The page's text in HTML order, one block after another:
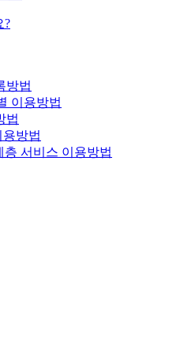
?
방법
이용방법
법
방법
층 서비스 이용방법